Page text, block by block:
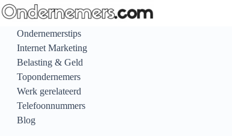
Ga
naar
inhoud
Ondernemerstips
Internet Marketing
Belasting & Geld
Topondernemers
Werk gerelateerd
Telefoonnummers
Blog